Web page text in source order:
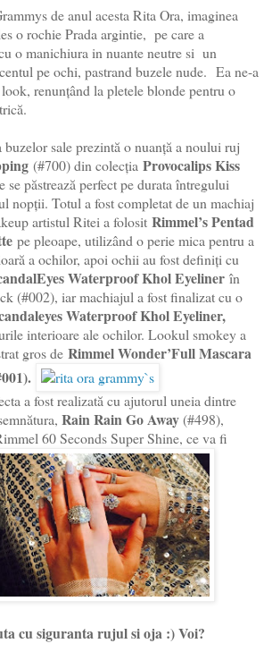
de anul acesta Rita Ora, imaginea
o rochie Prada argintie, pe care a
o manichiura in nuante neutre si un
pe ochi, pastrand buzele nude. Ea ne-a
renunțând la pletele blonde pentru o
sale prezintă o nuanţă a noului ruj
(#700) din colecţia Provocalips Kiss
se păstrează perfect pe durata întregului
nopţii. Totul a fost completat de un machiaj
artistul Ritei a folosit Rimmel’s Pentad
pe pleoape, utilizând o perie mica pentru a
a ochilor, apoi ochii au fost definiţi cu
Waterproof Khol Eyeliner în
(#002), iar machiajul a fost finalizat cu o
Waterproof Khol Eyeliner,
interioare ale ochilor. Lookul smokey a
gros de Rimmel Wonder’Full Mascara
a fost realizată cu ajutorul uneia dintre
Rain Rain Go Away(#498),
60 Seconds Super Shine, ce va fi
cu siguranta rujul si oja :) Voi?